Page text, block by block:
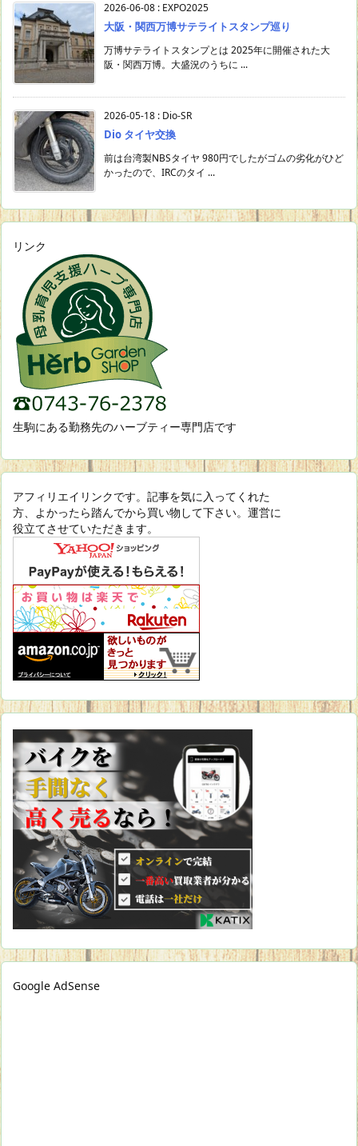
2026-06-08 : EXPO2025
大阪・関西万博サテライトスタンプ巡り
万博サテライトスタンプとは 2025年に開催された大
阪・関西万博。大盛況のうちに ...
2026-05-18 : Dio-SR
Dio タイヤ交換
前は台湾製NBSタイヤ 980円でしたがゴムの劣化がひど
かったので、IRCのタイ ...
リンク
生駒にある勤務先のハーブティー専門店です
アフィリエイリンクです。記事を気に入ってくれた
方、よかったら踏んでから買い物して下さい。運営に
役立てさせていただきます。
Google AdSense